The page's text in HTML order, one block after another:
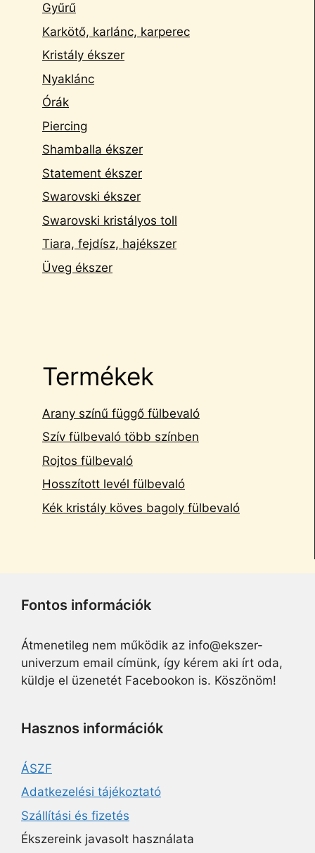
Gyűrű
Karkötő, karlánc, karperec
Kristály ékszer
Nyaklánc
Órák
Piercing
Shamballa ékszer
Statement ékszer
Swarovski ékszer
Swarovski kristályos toll
Tiara, fejdísz, hajékszer
Üveg ékszer
Termékek
Arany színű függő fülbevaló
Szív fülbevaló több színben
Rojtos fülbevaló
Hosszított levél fülbevaló
Kék kristály köves bagoly fülbevaló
Fontos információk
Átmenetileg nem működik az info@ekszer-
univerzum email címünk, így kérem aki írt oda,
küldje el üzenetét Facebookon is. Köszönöm!
Hasznos információk
ÁSZF
Adatkezelési tájékoztató
Szállítási és fizetés
Ékszereink javasolt használata